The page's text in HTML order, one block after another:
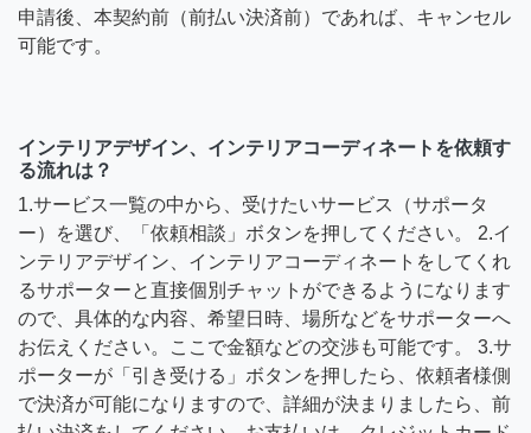
申請後、本契約前（前払い決済前）であれば、キャンセル
可能です。
インテリアデザイン、インテリアコーディネートを依頼す
る流れは？
1.サービス一覧の中から、受けたいサービス（サポータ
ー）を選び、「依頼相談」ボタンを押してください。 2.イ
ンテリアデザイン、インテリアコーディネートをしてくれ
るサポーターと直接個別チャットができるようになります
ので、具体的な内容、希望日時、場所などをサポーターへ
お伝えください。ここで金額などの交渉も可能です。 3.サ
ポーターが「引き受ける」ボタンを押したら、依頼者様側
で決済が可能になりますので、詳細が決まりましたら、前